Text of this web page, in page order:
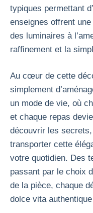
typiques permettant
enseignes offrent
des luminaires à
raffinement et la
Au cœur de cette
simplement
un mode de vie, où
et chaque repas
découvrir les
transporter cette
votre quotidien. Des
passant par le choix
de la pièce, chaque
dolce vita